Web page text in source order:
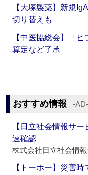
【大塚製薬】新規
切り替えも
【中医協総会】「
算定など了承
おすすめ情報 ‐AD‐
【日立社会情報サ
速確認
株式会社日立社会情
【トーホー】災害